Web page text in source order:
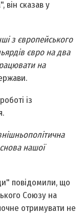
він сказав у
з європейського
євро на два
на
із
нашої
повідомили, що
Союзу на
отримувати не